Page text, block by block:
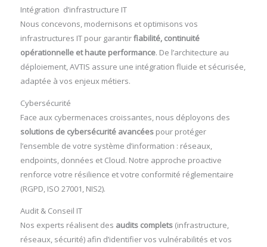
Intégration d’infrastructure IT
Nous concevons, modernisons et optimisons vos
infrastructures IT pour garantirfiabilité, continuité
opérationnelle et haute performance. De l’architecture au
déploiement, AVTIS assure une intégration fluide et sécurisée,
adaptée à vos enjeux métiers.
Cybersécurité
Face aux cybermenaces croissantes, nous déployons des
solutions de cybersécurité avancées pour protéger
l’ensemble de votre système d’information : réseaux,
endpoints, données et Cloud. Notre approche proactive
renforce votre résilience et votre conformité réglementaire
(RGPD, ISO 27001, NIS2).
Audit & Conseil IT
Nos experts réalisent des audits complets (infrastructure,
réseaux, sécurité) afin d’identifier vos vulnérabilités et vos